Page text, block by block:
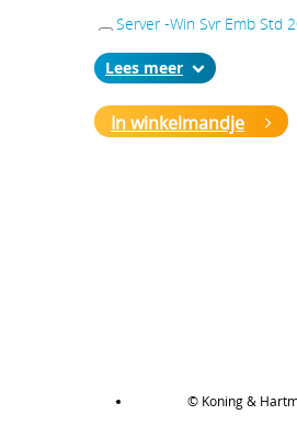
Server -Win Svr Emb Std
6FA-00029
Server -Win Svr Emb Std
6GA-00008
Lees
In winkelmandje
© Koning &